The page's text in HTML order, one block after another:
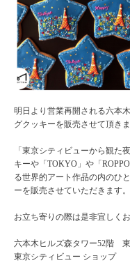
明日より営業再開される六本
グクッキーを販売させて頂きま
「東京シティビューから観た
キーや「TOKYO」や「
る世界的アート作品の内のひ
ーを販売させていただきます。
お立ち寄りの際は是非宜しくお
六本木ヒルズ森タワー52階
東京シティビュー ショップ